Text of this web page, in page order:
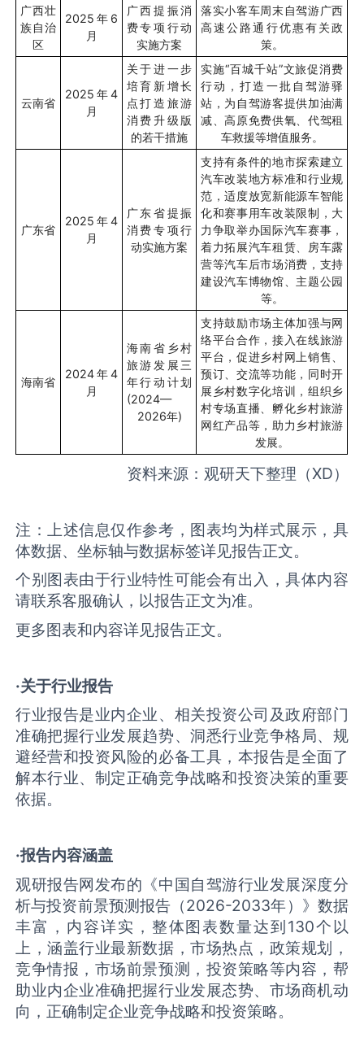
广西壮
族自治
区
2025 年 6
月
广西提振消
费专项行动
实施方案
落实小客车周末自驾游广西
高速公路通行优惠有关政
策。
云南省
2025 年4
月
关于进一步
培育新增长
点打造旅游
消费升级版
的若干措施
实施“百城千站”文旅促消费
行动，打造一批自驾游驿
站，为自驾游客提供加油满
减、高原免费供氧、代驾租
车救援等增值服务。
广东省
2025 年4
月
广东省提振
消费专项行
动实施方案
支持有条件的地市探索建立
汽车改装地方标准和行业规
范，适度放宽新能源车智能
化和赛事用车改装限制，大
力争取举办国际汽车赛事，
着力拓展汽车租赁、房车露
营等汽车后市场消费，支持
建设汽车博物馆、主题公园
等。
海南省
2024年4
月
海南省乡村
旅游发展三
年行动计划
(2024—
2026年)
支持鼓励市场主体加强与网
络平台合作，接入在线旅游
平台，促进乡村网上销售、
预订、交流等功能，同时开
展乡村数字化培训，组织乡
村专场直播、孵化乡村旅游
网红产品等，助力乡村旅游
发展。
资料来源：观研天下整理（XD）
注：上述信息仅作参考，图表均为样式展示，具
体数据、坐标轴与数据标签详见报告正文。
个别图表由于行业特性可能会有出入，具体内容
请联系客服确认，以报告正文为准。
更多图表和内容详见报告正文。
·关于行业报告
行业报告是业内企业、相关投资公司及政府部门
准确把握行业发展趋势、洞悉行业竞争格局、规
避经营和投资风险的必备工具，本报告是全面了
解本行业、制定正确竞争战略和投资决策的重要
依据。
·报告内容涵盖
观研报告网发布的《中国自驾游行业发展深度分
析与投资前景预测报告（2026-2033年）》数据
丰富，内容详实，整体图表数量达到130个以
上，涵盖行业最新数据，市场热点，政策规划，
竞争情报，市场前景预测，投资策略等内容，帮
助业内企业准确把握行业发展态势、市场商机动
向，正确制定企业竞争战略和投资策略。